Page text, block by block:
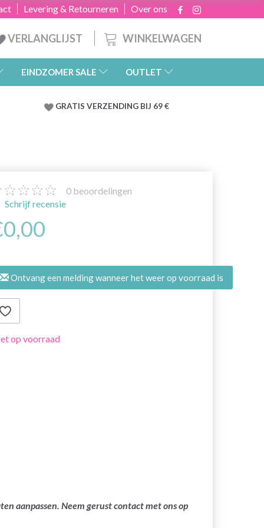
Over ons
Levering & Retourneren
WINKELWAGEN
VERLANGLIJST
EINDZOMER SALE OUTLET
GRATIS VERZENDING BIJ 69 €
0 beoordelingen
Schrijf recensie
Ontvang een melding wanneer het weer op voorraad is
op voorraad
aanpassen. Neem gerust contact met ons op